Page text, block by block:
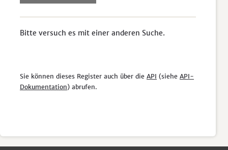
Bitte versuch es mit einer anderen Suche.
Sie können dieses Register auch über die API (siehe API-
Dokumentation) abrufen.